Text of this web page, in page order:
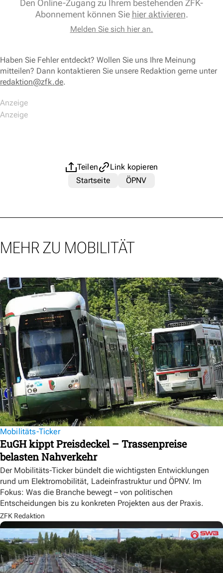
Den Online-Zugang zu Ihrem bestehenden ZFK-
Abonnement können Sie hier aktivieren.
Melden Sie sich hier an.
Haben Sie Fehler entdeckt? Wollen Sie uns Ihre Meinung
mitteilen? Dann kontaktieren Sie unsere Redaktion gerne unter
redaktion@zfk.de.
Teilen
Link kopieren
Startseite
ÖPNV
MEHR ZU MOBILITÄT
Mobilitäts-Ticker
EuGH kippt Preisdeckel – Trassenpreise
belasten Nahverkehr
Der Mobilitäts-Ticker bündelt die wichtigsten Entwicklungen
rund um Elektromobilität, Ladeinfrastruktur und ÖPNV. Im
Fokus: Was die Branche bewegt – von politischen
Entscheidungen bis zu konkreten Projekten aus der Praxis.
ZFK Redaktion